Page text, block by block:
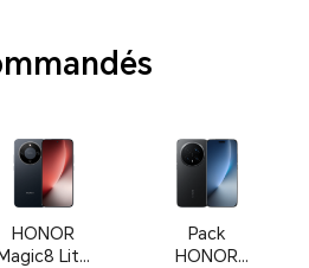
HONOR
Magic8 Lite
Pack
HONOR